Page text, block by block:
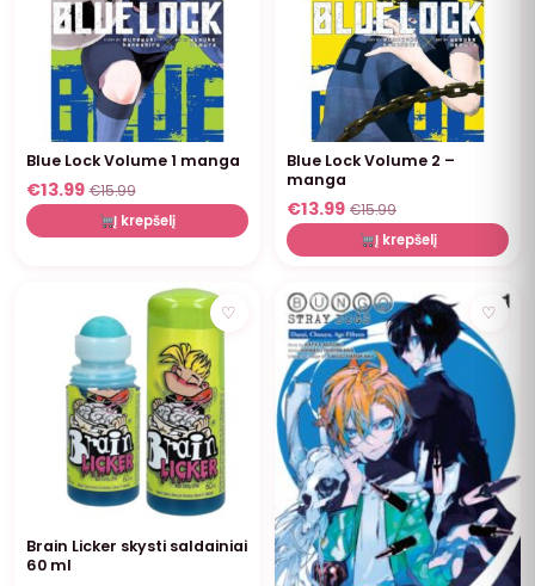
Blue Lock Volume 1 manga
€13.99 €15.99
Į krepšelį
Blue Lock Volume 2 –
manga
€13.99 €15.99
Į krepšelį
♡
Brain Licker skysti saldainiai
60 ml
♡